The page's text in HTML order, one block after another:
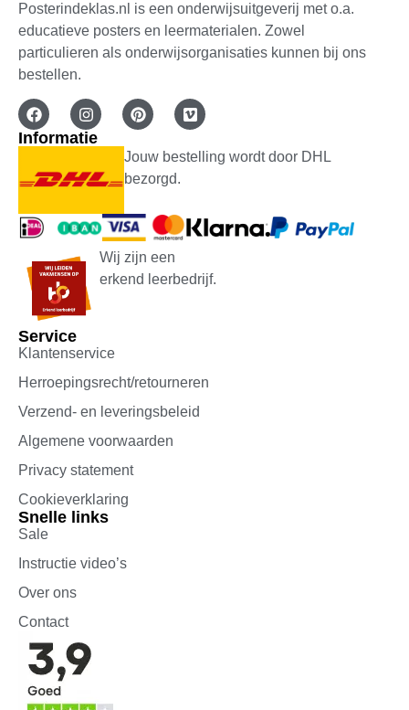
Posterindeklas.nl is een onderwijsuitgeverij met o.a.
educatieve posters en leermaterialen. Zowel
particulieren als onderwijsorganisaties kunnen bij ons
bestellen.
Informatie
Jouw bestelling wordt door DHL
bezorgd.
Wij zijn een
erkend leerbedrijf.
Service
Klantenservice
Herroepingsrecht/retourneren
Verzend- en leveringsbeleid
Algemene voorwaarden
Privacy statement
Cookieverklaring
Snelle links
Sale
Instructie video’s
Over ons
Contact